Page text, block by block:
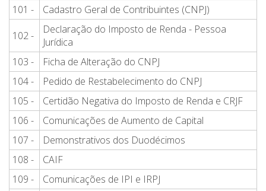
101 -
Cadastro Geral de Contribuintes (CNPJ)
102 -
Declaração do Imposto de Renda - Pessoa
Jurídica
103 -
Ficha de Alteração do CNPJ
104 -
Pedido de Restabelecimento do CNPJ
105 -
Certidão Negativa do Imposto de Renda e CRJF
106 -
Comunicações de Aumento de Capital
107 -
Demonstrativos dos Duodécimos
108 -
CAIF
109 -
Comunicações de IPI e IRPJ